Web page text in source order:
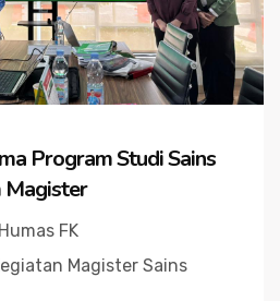
Program Studi Sains
Magister
Humas FK
Magister Sains